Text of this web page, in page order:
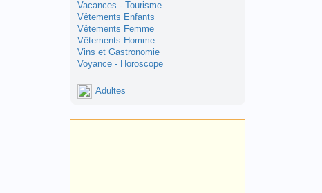
Vacances - Tourisme
Vêtements Enfants
Vêtements Femme
Vêtements Homme
Vins et Gastronomie
Voyance - Horoscope
Adultes